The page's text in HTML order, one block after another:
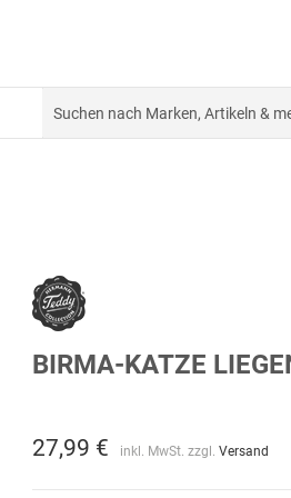
BIRMA-KATZE
27,99 € inkl. MwSt. zzgl.Versand